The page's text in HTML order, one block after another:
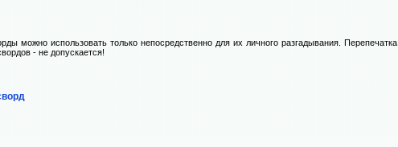
можно использовать только непосредственно для их личного разгадывания. Перепечатка,
- не допускается!